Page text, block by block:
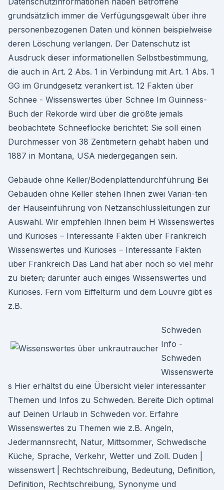
grundsätzlich immer die Verfügungsgewalt über ihre
personenbezogenen Daten und können beispielweise
deren Löschung verlangen. Der Datenschutz ist
Ausdruck dieser informationellen Selbstbestimmung,
die auch in Art. 2 Abs. 1 in Verbindung mit Art. 1 Abs. 1
GG im Grundgesetz verankert ist. 12 Fakten über
Schnee - Wissenswertes über Schnee Im Guinness-
Buch der Rekorde wird über die größte jemals
beobachtete Schneeflocke berichtet: Sie soll einen
Durchmesser von 38 Zentimetern gehabt haben und
1887 in Montana, USA niedergegangen sein.
Gebäude ohne Keller/Bodenplattendurchführung Bei
Gebäuden ohne Keller stehen Ihnen zwei Varian-ten
der Hauseinführung von Netzanschlussleitungen zur
Auswahl. Wir empfehlen Ihnen beim H Wissenswertes
und Kurioses – Interessante Fakten über Frankreich
Wissenswertes und Kurioses – Interessante Fakten
über Frankreich Das Land hat aber noch so viel mehr
zu bieten; darunter auch einiges Wissenswertes und
Kurioses. Fern vom Eiffelturm und dem Louvre gibt es
z.B.
Schweden
Info -
Schweden
Wissenswerte
s Hier erhältst du eine Übersicht vieler interessanter
Themen und Infos zu Schweden. Bereite Dich optimal
auf Deinen Urlaub in Schweden vor. Erfahre
Wissenswertes zu Themen wie z.B. Angeln,
Jedermannsrecht, Natur, Mittsommer, Schwedische
Küche, Sprache, Verkehr, Wetter und Zoll. Duden |
wissenswert | Rechtschreibung, Bedeutung, Definition,
Definition, Rechtschreibung, Synonyme und